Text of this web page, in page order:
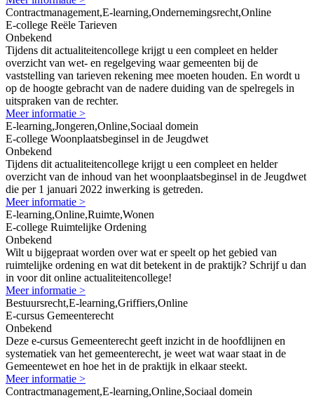
Contractmanagement,E-learning,Ondernemingsrecht,Online
E-college Reële Tarieven
Onbekend
Tijdens dit actualiteitencollege krijgt u een compleet en helder
overzicht van wet- en regelgeving waar gemeenten bij de
vaststelling van tarieven rekening mee moeten houden. En wordt u
op de hoogte gebracht van de nadere duiding van de spelregels in
uitspraken van de rechter.
Meer informatie >
E-learning,Jongeren,Online,Sociaal domein
E-college Woonplaatsbeginsel in de Jeugdwet
Onbekend
Tijdens dit actualiteitencollege krijgt u een compleet en helder
overzicht van de inhoud van het woonplaatsbeginsel in de Jeugdwet
die per 1 januari 2022 inwerking is getreden.
Meer informatie >
E-learning,Online,Ruimte,Wonen
E-college Ruimtelijke Ordening
Onbekend
Wilt u bijgepraat worden over wat er speelt op het gebied van
ruimtelijke ordening en wat dit betekent in de praktijk? Schrijf u dan
in voor dit online actualiteitencollege!
Meer informatie >
Bestuursrecht,E-learning,Griffiers,Online
E-cursus Gemeenterecht
Onbekend
Deze e-cursus Gemeenterecht geeft inzicht in de hoofdlijnen en
systematiek van het gemeenterecht, je weet wat waar staat in de
Gemeentewet en hoe het in de praktijk in elkaar steekt.
Meer informatie >
Contractmanagement,E-learning,Online,Sociaal domein